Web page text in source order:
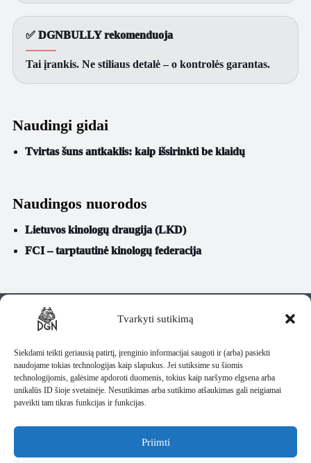
Tvarkyti sutikimą
Siekdami teikti geriausią patirtį, įrenginio informacijai saugoti ir (arba) pasiekti
naudojame tokias technologijas kaip slapukus. Jei sutiksime su šiomis
technologijomis, galėsime apdoroti duomenis, tokius kaip naršymo elgsena arba
unikalūs ID šioje svetainėje. Nesutikimas arba sutikimo atšaukimas gali neigiamai
paveikti tam tikras funkcijas ir funkcijas.
Priimti
✅ DGNBULLY rekomenduoja
Tai įrankis. Ne stiliaus detalė – o kontrolės garantas.
Naudingi gidai
Tvirtas šuns antkaklis: kaip išsirinkti be klaidų
Naudingos nuorodos
Lietuvos kinologų draugija (LKD)
FCI – tarptautinė kinologų federacija
Privatumo politika
Taisyklės
Pristatymas
El. paštas:
Rekvizitai
DGNBULLY – Tomas
Daugnoras
IV Nr.: 1435487
Lietuva